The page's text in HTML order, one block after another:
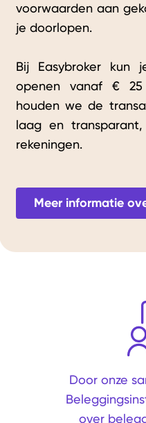
voorwaarden aan
je doorlopen.
Bij Easybroker kun
openen vanaf € 25
houden we de
laag en
rekeningen.
Meer informatie
Door onze
over